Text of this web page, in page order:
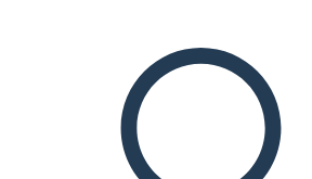
AFSPIL DIASSHOW
LÆS FOR MIG